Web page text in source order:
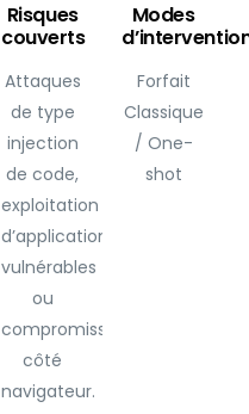
Risques
couverts
Attaques
de type
injection
de code,
exploitation
d’applications
vulnérables
ou
compromission
côté
navigateur.
Modes
Forfait
Classique
/ One-
shot